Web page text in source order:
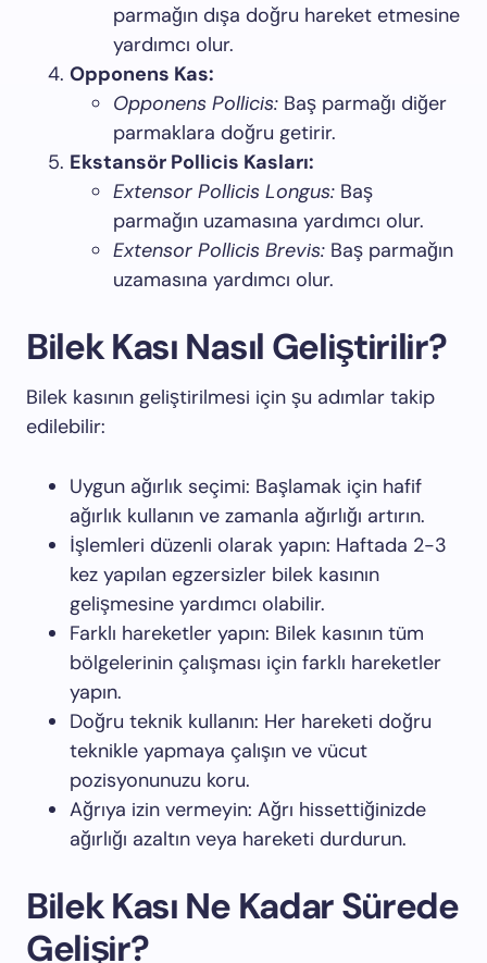
parmağın dışa doğru hareket etmesine
yardımcı olur.
Opponens Kas:
Opponens Pollicis: Baş parmağı diğer
parmaklara doğru getirir.
Ekstansör Pollicis Kasları:
Extensor Pollicis Longus: Baş
parmağın uzamasına yardımcı olur.
Extensor Pollicis Brevis: Baş parmağın
uzamasına yardımcı olur.
Bilek Kası Nasıl Geliştirilir?
Bilek kasının geliştirilmesi için şu adımlar takip
edilebilir:
Uygun ağırlık seçimi: Başlamak için hafif
ağırlık kullanın ve zamanla ağırlığı artırın.
İşlemleri düzenli olarak yapın: Haftada 2-3
kez yapılan egzersizler bilek kasının
gelişmesine yardımcı olabilir.
Farklı hareketler yapın: Bilek kasının tüm
bölgelerinin çalışması için farklı hareketler
yapın.
Doğru teknik kullanın: Her hareketi doğru
teknikle yapmaya çalışın ve vücut
pozisyonunuzu koru.
Ağrıya izin vermeyin: Ağrı hissettiğinizde
ağırlığı azaltın veya hareketi durdurun.
Bilek Kası Ne Kadar Sürede
Gelişir?